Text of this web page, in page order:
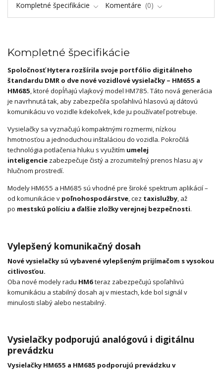
Kompletné špecifikácie Komentáre 0
Kompletné špecifikácie
Spoločnosť Hytera rozšírila svoje portfólio digitálneho
štandardu DMR o dve nové vozidlové vysielačky – HM655 a
HM685, ktoré dopĺňajú vlajkový model HM785. Táto nová generácia
je navrhnutá tak, aby zabezpečila spoľahlivú hlasovú aj dátovú
komunikáciu vo vozidle kdekoľvek, kde ju používateľ potrebuje.
Vysielačky sa vyznačujú kompaktnými rozmermi, nízkou
hmotnosťou a jednoduchou inštaláciou do vozidla. Pokročilá
technológia potlačenia hluku s využitím umelej
inteligencie zabezpečuje čistý a zrozumiteľný prenos hlasu aj v
hlučnom prostredí.
Modely HM655 a HM685 sú vhodné pre široké spektrum aplikácií –
od komunikácie v poľnohospodárstve, cez taxislužby, až
po mestskú políciu a ďalšie zložky verejnej bezpečnosti.
Vylepšený komunikačný dosah
Nové vysielačky sú vybavené vylepšeným prijímačom s vysokou
citlivosťou.
Oba nové modely radu HM6teraz zabezpečujú spoľahlivú
komunikáciu a stabilný dosah aj v miestach, kde bol signál v
minulosti slabý alebo nestabilný.
Vysielačky podporujú analógovú i digitálnu
prevádzku
Vysielačky HM655 a HM685 podporujú prevádzku v